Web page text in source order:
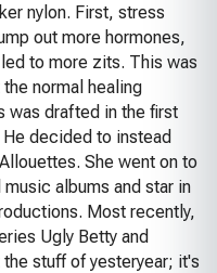
nylon. First, stress
out more hormones,
to more zits. This was
normal healing
was drafted in the first
decided to instead
She went on to
albums and star in
Most recently,
Ugly Betty and
stuff of yesteryear; it's